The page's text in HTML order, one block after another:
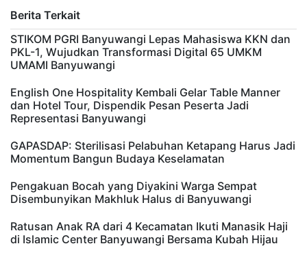
Berita Terkait
STIKOM PGRI Banyuwangi Lepas Mahasiswa KKN dan
PKL-1, Wujudkan Transformasi Digital 65 UMKM
UMAMI Banyuwangi
English One Hospitality Kembali Gelar Table Manner
dan Hotel Tour, Dispendik Pesan Peserta Jadi
Representasi Banyuwangi
GAPASDAP: Sterilisasi Pelabuhan Ketapang Harus Jadi
Momentum Bangun Budaya Keselamatan
Pengakuan Bocah yang Diyakini Warga Sempat
Disembunyikan Makhluk Halus di Banyuwangi
Ratusan Anak RA dari 4 Kecamatan Ikuti Manasik Haji
di Islamic Center Banyuwangi Bersama Kubah Hijau